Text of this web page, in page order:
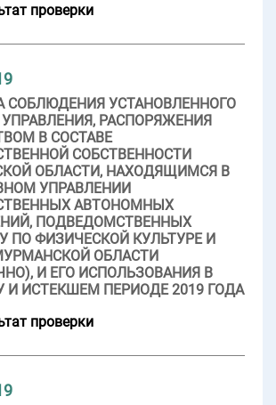
проверки
СОБЛЮДЕНИЯ УСТАНОВЛЕННОГО
РАСПОРЯЖЕНИЯ
В СОСТАВЕ
СОБСТВЕННОСТИ
ОБЛАСТИ, НАХОДЯЩИМСЯ В
УПРАВЛЕНИИ
АВТОНОМНЫХ
ПОДВЕДОМСТВЕННЫХ
ПО ФИЗИЧЕСКОЙ КУЛЬТУРЕ И
ОБЛАСТИ
И ЕГО ИСПОЛЬЗОВАНИЯ В
И ИСТЕКШЕМ ПЕРИОДЕ 2019 ГОДА
проверки